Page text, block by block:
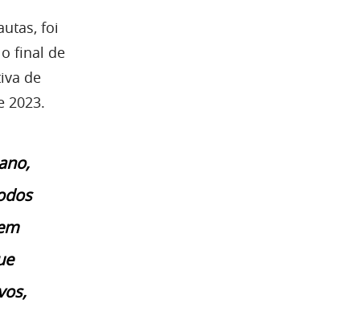
foi
final de
de
2023.